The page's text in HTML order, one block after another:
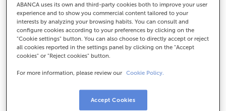
ABANCA uses its own and third-party cookies both to improve your user
experience and to show you commercial content tailored to your
interests by analyzing your browsing habits. You can consult and
configure cookies according to your preferences by clicking on the
"Cookie settings" button. You can also choose to directly accept or reject
all cookies reported in the settings panel by clicking on the "Accept
cookies" or "Reject cookies" button.
For more information, please review our Cookie Policy.
Accept Cookies